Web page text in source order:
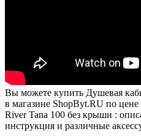
Вы можете купить Душевая
в магазине ShopByt.RU по
River Tana 100 без крыши :
инструкция и различные